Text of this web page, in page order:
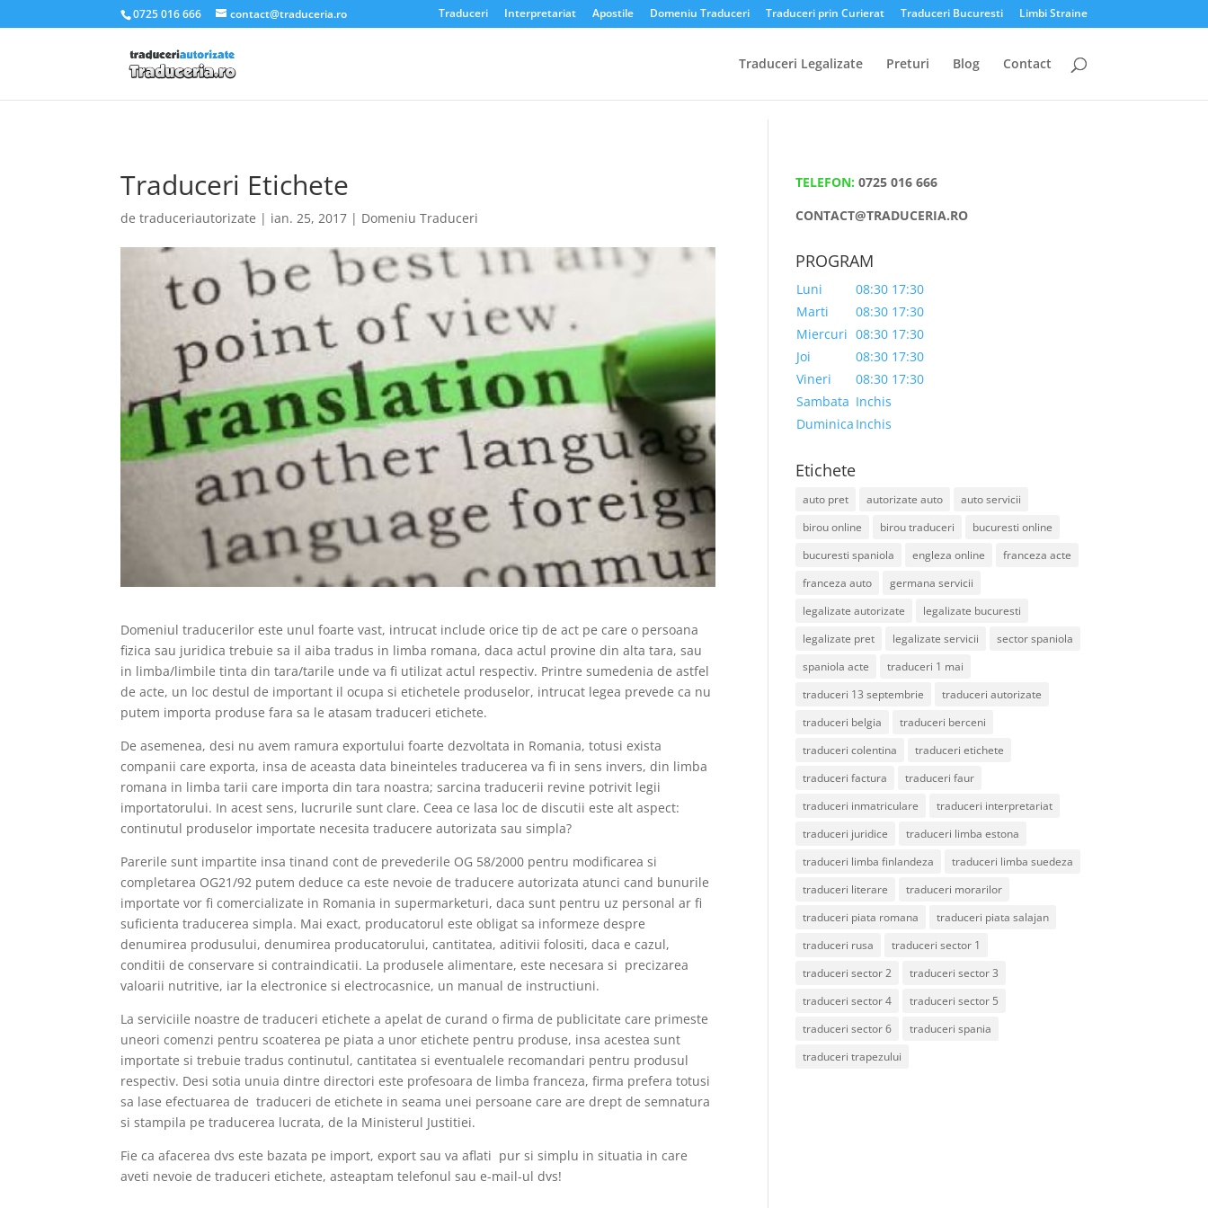
.et_pb_slider_container_inner { padding:0; }
0725 016 666 contact@traduceria.ro Traduceri Interpretariat Apostile Domeniu Traduceri Traduceri prin Curierat Traduceri Bucuresti Limbi Straine
Traduceri Legalizate Preturi Blog Contact
Traduceri Etichete
detraduceriautorizate | ian. 25, 2017 | Domeniu Traduceri
Domeniul traducerilor este unul foarte vast, intrucat include orice tip de act pe care o persoana
fizica sau juridica trebuie sa il aiba tradus in limba romana, daca actul provine din alta tara, sau
in limba/limbile tinta din tara/tarile unde va fi utilizat actul respectiv. Printre sumedenia de astfel
de acte, un loc destul de important il ocupa si etichetele produselor, intrucat legea prevede ca nu
putem importa produse fara sa le atasam traduceri etichete.
De asemenea, desi nu avem ramura exportului foarte dezvoltata in Romania, totusi exista
companii care exporta, insa de aceasta data bineinteles traducerea va fi in sens invers, din limba
romana in limba tarii care importa din tara noastra; sarcina traducerii revine potrivit legii
importatorului. In acest sens, lucrurile sunt clare. Ceea ce lasa loc de discutii este alt aspect:
continutul produselor importate necesita traducere autorizata sau simpla?
Parerile sunt impartite insa tinand cont de prevederile OG 58/2000 pentru modificarea si
completarea OG21/92 putem deduce ca este nevoie de traducere autorizata atunci cand bunurile
importate vor fi comercializate in Romania in supermarketuri, daca sunt pentru uz personal ar fi
suficienta traducerea simpla. Mai exact, producatorul este obligat sa informeze despre
denumirea produsului, denumirea producatorului, cantitatea, aditivii folositi, daca e cazul,
conditii de conservare si contraindicatii. La produsele alimentare, este necesara si precizarea
valoarii nutritive, iar la electronice si electrocasnice, un manual de instructiuni.
La serviciile noastre de traduceri etichete a apelat de curand o firma de publicitate care primeste
uneori comenzi pentru scoaterea pe piata a unor etichete pentru produse, insa acestea sunt
importate si trebuie tradus continutul, cantitatea si eventualele recomandari pentru produsul
respectiv. Desi sotia unuia dintre directori este profesoara de limba franceza, firma prefera totusi
sa lase efectuarea de traduceri de etichete in seama unei persoane care are drept de semnatura
si stampila pe traducerea lucrata, de la Ministerul Justitiei.
Fie ca afacerea dvs este bazata pe import, export sau va aflati pur si simplu in situatia in care
aveti nevoie de traduceri etichete, asteaptam telefonul sau e-mail-ul dvs!
TELEFON: 0725 016 666
CONTACT@TRADUCERIA.RO
PROGRAM
Luni
08:30 17:30
Marti
08:30 17:30
Miercuri 08:30 17:30
Joi
08:30 17:30
Vineri
08:30 17:30
Sambata Inchis
Duminica Inchis
Etichete
auto pret autorizate auto
auto servicii
birou online
birou traduceri
bucuresti online
bucuresti spaniola
engleza online
franceza acte
franceza auto
germana servicii
legalizate autorizate
legalizate bucuresti
legalizate pret
legalizate servicii
sector spaniola
spaniola acte
traduceri 1 mai
traduceri 13 septembrie
traduceri autorizate
traduceri belgia
traduceri berceni
traduceri colentina
traduceri etichete
traduceri factura
traduceri faur
traduceri inmatriculare
traduceri interpretariat
traduceri juridice
traduceri limba estona
traduceri limba finlandeza
traduceri limba suedeza
traduceri literare
traduceri morarilor
traduceri piata romana
traduceri piata salajan
traduceri rusa
traduceri sector 1
traduceri sector 2
traduceri sector 3
traduceri sector 4
traduceri sector 5
traduceri sector 6
traduceri spania
traduceri trapezului